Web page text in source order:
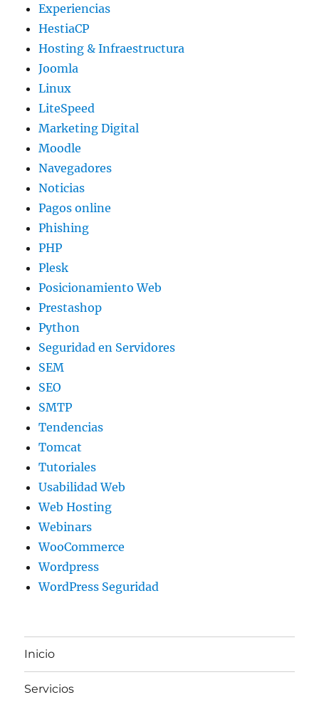
Experiencias
HestiaCP
Hosting & Infraestructura
Joomla
Linux
LiteSpeed
Marketing Digital
Moodle
Navegadores
Noticias
Pagos online
Phishing
PHP
Plesk
Posicionamiento Web
Prestashop
Python
Seguridad en Servidores
SEM
SEO
SMTP
Tendencias
Tomcat
Tutoriales
Usabilidad Web
Web Hosting
Webinars
WooCommerce
Wordpress
WordPress Seguridad
Inicio
Servicios